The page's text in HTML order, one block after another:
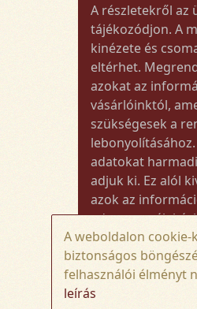
A részletekről az
tájékozódjon. A
kinézete és
eltérhet.
azokat az
vásárlóinktól,
szükségesek a
lebonyolításához.
adatokat
adjuk ki. Ez alól
azok az
adott termék
kiszállításához
Amennyiben a
összege
A weboldalon
biztonságos
felhasználói élményt
leírás